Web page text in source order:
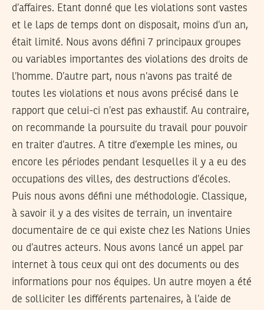
d’affaires. Etant donné que les violations sont vastes
et le laps de temps dont on disposait, moins d’un an,
était limité. Nous avons défini 7 principaux groupes
ou variables importantes des violations des droits de
l’homme. D’autre part, nous n’avons pas traité de
toutes les violations et nous avons précisé dans le
rapport que celui-ci n’est pas exhaustif. Au contraire,
on recommande la poursuite du travail pour pouvoir
en traiter d’autres. A titre d’exemple les mines, ou
encore les périodes pendant lesquelles il y a eu des
occupations des villes, des destructions d’écoles.
Puis nous avons défini une méthodologie. Classique,
à savoir il y a des visites de terrain, un inventaire
documentaire de ce qui existe chez les Nations Unies
ou d’autres acteurs. Nous avons lancé un appel par
internet à tous ceux qui ont des documents ou des
informations pour nos équipes. Un autre moyen a été
de solliciter les différents partenaires, à l’aide de